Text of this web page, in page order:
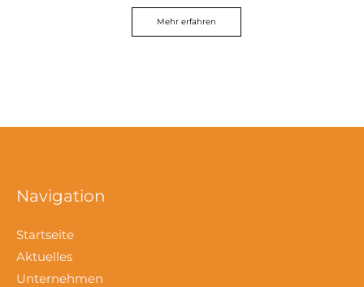
Mehr erfahren
Navigation
Startseite
Aktuelles
Unternehmen